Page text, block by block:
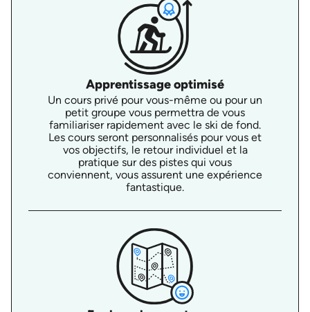
Apprentissage optimisé
Un cours privé pour vous-même ou pour un
petit groupe vous permettra de vous
familiariser rapidement avec le ski de fond.
Les cours seront personnalisés pour vous et
vos objectifs, le retour individuel et la
pratique sur des pistes qui vous
conviennent, vous assurent une expérience
fantastique.